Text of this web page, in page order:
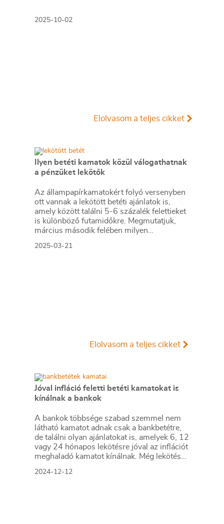
2025-10-02
Elolvasom a teljes cikket
Ilyen betéti kamatok közül válogathatnak
a pénzüket lekötők
Az állampapírkamatokért folyó versenyben
ott vannak a lekötött betéti ajánlatok is,
amely között találni 5-6 százalék felettieket
is különböző futamidőkre. Megmutatjuk,
március második felében milyen
kisbefektetők.
2025-03-21
Elolvasom a teljes cikket
Jóval infláció feletti betéti kamatokat is
kínálnak a bankok
A bankok többsége szabad szemmel nem
látható kamatot adnak csak a bankbetétre,
de találni olyan ajánlatokat is, amelyek 6, 12
vagy 24 hónapos lekötésre jóval az inflációt
meghaladó kamatot kínálnak. Még lekötés
2024-12-12